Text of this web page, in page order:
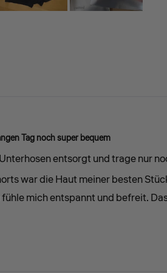
Tag noch super bequem
entsorgt und trage nur
war die Haut meiner besten
mich entspannt und befreit.